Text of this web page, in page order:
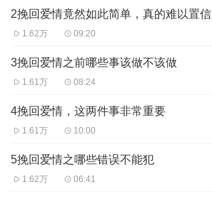
2挽回爱情竟然如此简单，真的难以置信
1.62万 09:20
3挽回爱情之前哪些事该做不该做
1.61万 08:24
4挽回爱情，这两件事非常重要
1.61万 10:00
5挽回爱情之哪些错误不能犯
1.62万 06:41